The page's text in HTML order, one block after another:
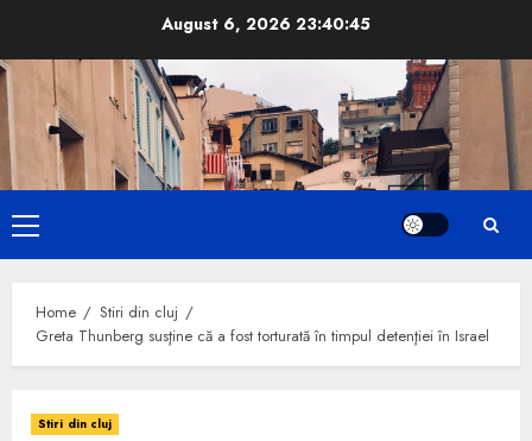
content
August 6, 2026 23:40:46
Primary
Menu
Home
Stiri din cluj
Greta Thunberg susţine că a fost torturată în timpul detenţiei în Israel
Stiri din cluj